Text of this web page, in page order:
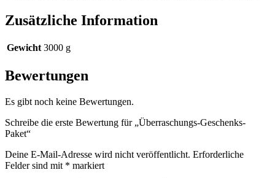
Zusätzliche Information
Gewicht 3000 g
Bewertungen
Es gibt noch keine Bewertungen.
Schreibe die erste Bewertung für „Überraschungs-Geschenks-
Paket“
Deine E-Mail-Adresse wird nicht veröffentlicht. Erforderliche
Felder sind mit * markiert